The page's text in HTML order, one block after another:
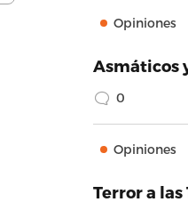
Opiniones
Asmáticos
0
Opiniones
Terror a las